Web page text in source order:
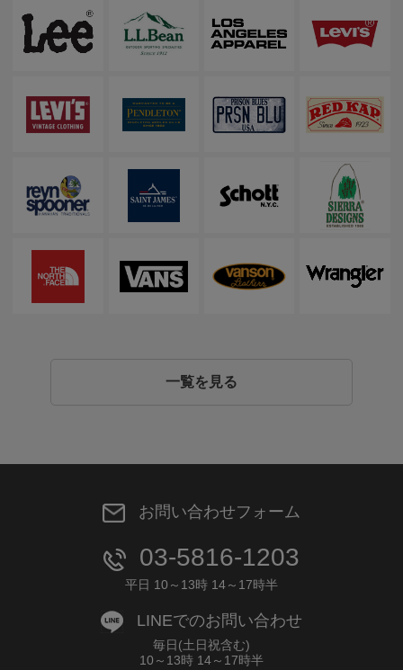
一覧を見る
お問い合わせフォーム
03-5816-1203
平日 10～13時 14～17時半
LINEでのお問い合わせ
毎日(土日祝含む)
10～13時 14～17時半